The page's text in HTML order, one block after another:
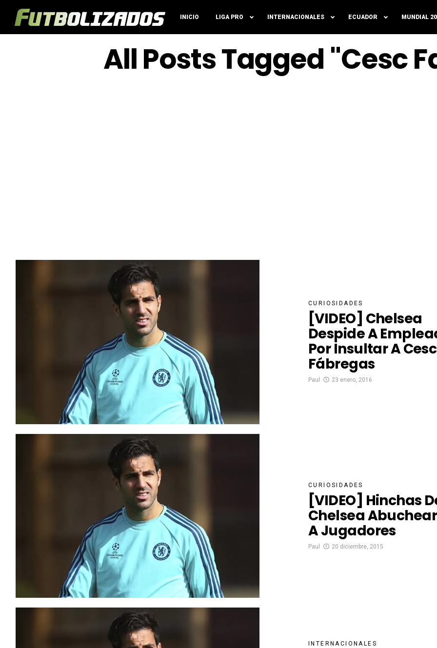
INICIO LIGA PRO INTERNACIONALES ECUADOR MUNDIAL
All Posts Tagged "Cesc
CURIOSIDADES
[VIDEO] Chelsea
Despide A
Por Insultar A Cesc
Fábregas
Paul 23 enero, 2016
CURIOSIDADES
[VIDEO] Hinchas
Chelsea
A Jugadores
Paul 20 diciembre, 2015
INTERNACIONALES